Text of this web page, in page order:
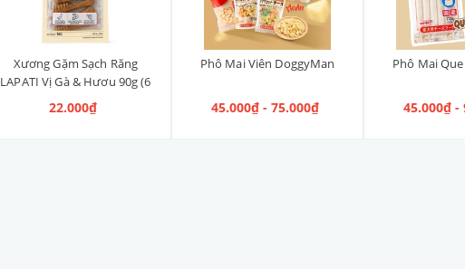
Xương Gặm Sạch Răng
LAPATI Vị Gà & Hươu 90g (6
Xương)
22.000₫
Phô Mai Viên DoggyMan
45.000₫ - 75.000₫
Phô Mai
45.000₫ -